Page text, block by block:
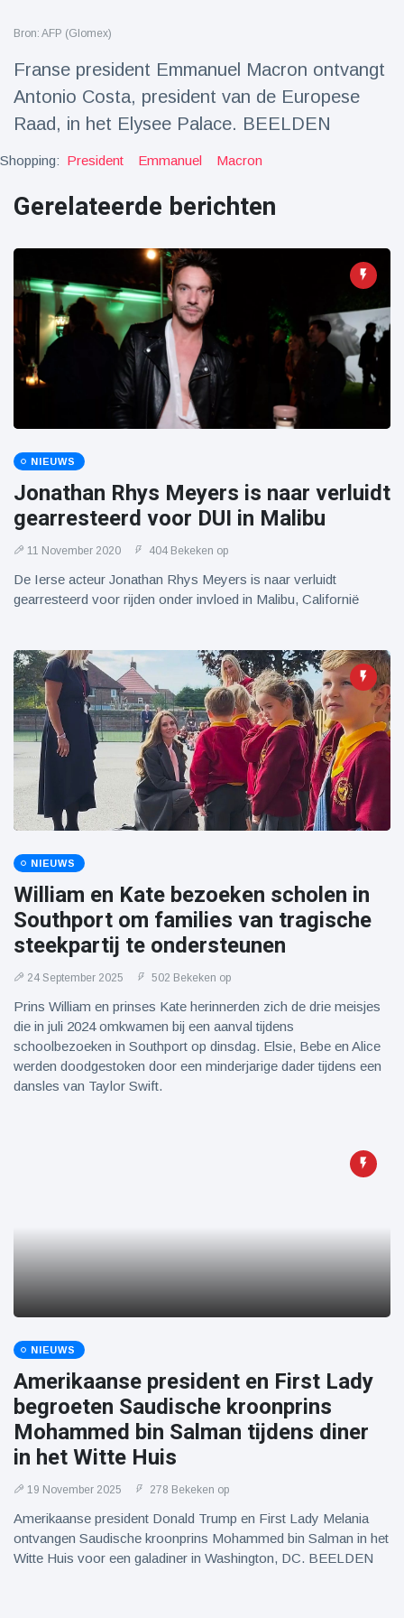
Laatste nieuws
Draakachtig
aangespoeld
17 July
47 Bekeken
acrobaat toont
spectaculaire
stunts
17 July
32 Bekeken
Een van de
grootste
radiotelescopen
ter wereld stort
in
9 May
16036 Bekeken
Bron: AFP (Glomex)
Franse president Emmanuel Macron ontvangt
Antonio Costa, president van de Europese
Raad, in het Elysee Palace. BEELDEN
Shopping: President Emmanuel Macron
Gerelateerde berichten
NIEUWS
Jonathan Rhys Meyers is naar verluidt
gearresteerd voor DUI in Malibu
11 November 2020 404 Bekeken op
De Ierse acteur Jonathan Rhys Meyers is naar verluidt
gearresteerd voor rijden onder invloed in Malibu, Californië
NIEUWS
William en Kate bezoeken scholen in
Southport om families van tragische
steekpartij te ondersteunen
24 September 2025 502 Bekeken op
Prins William en prinses Kate herinnerden zich de drie meisjes
die in juli 2024 omkwamen bij een aanval tijdens
schoolbezoeken in Southport op dinsdag. Elsie, Bebe en Alice
werden doodgestoken door een minderjarige dader tijdens een
dansles van Taylor Swift.
NIEUWS
Amerikaanse president en First Lady
begroeten Saudische kroonprins
Mohammed bin Salman tijdens diner
in het Witte Huis
19 November 2025 278 Bekeken op
Amerikaanse president Donald Trump en First Lady Melania
ontvangen Saudische kroonprins Mohammed bin Salman in het
Witte Huis voor een galadiner in Washington, DC. BEELDEN